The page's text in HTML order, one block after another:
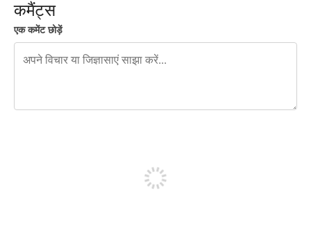
कमैंट्स
एक कमेंट छोड़ें